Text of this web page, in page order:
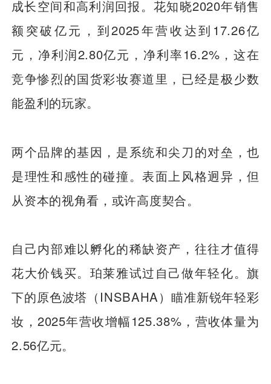
成长空间和高利润回报。花知晓2020年销售
额突破亿元，到2025年营收达到17.26亿
元，净利润2.80亿元，净利率16.2%，这在
竞争惨烈的国货彩妆赛道里，已经是极少数
能盈利的玩家。
两个品牌的基因，是系统和尖刀的对垒，也
是理性和感性的碰撞。表面上风格迥异，但
从资本的视角看，或许高度契合。
自己内部难以孵化的稀缺资产，往往才值得
花大价钱买。珀莱雅试过自己做年轻化。旗
下的原色波塔（INSBAHA）瞄准新锐年轻彩
妆，2025年营收增幅125.38%，营收体量为
2.56亿元。